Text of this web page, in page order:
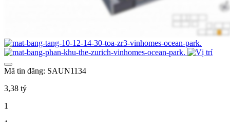
Mã tin đăng: SAUN1134
3,38 tỷ
1